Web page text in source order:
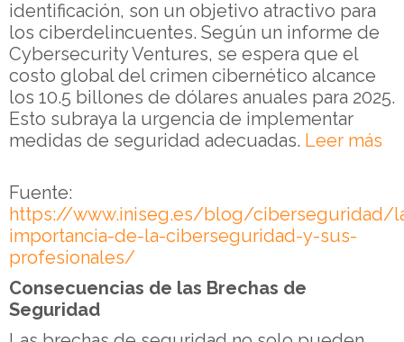
identificación, son un objetivo atractivo para
los ciberdelincuentes. Según un informe de
Cybersecurity Ventures, se espera que el
costo global del crimen cibernético alcance
los 10.5 billones de dólares anuales para 2025.
Esto subraya la urgencia de implementar
medidas de seguridad adecuadas. Leer más
Fuente:
https://www.iniseg.es/blog/ciberseguridad/
importancia-de-la-ciberseguridad-y-sus-
profesionales/
Consecuencias de las Brechas de
Seguridad